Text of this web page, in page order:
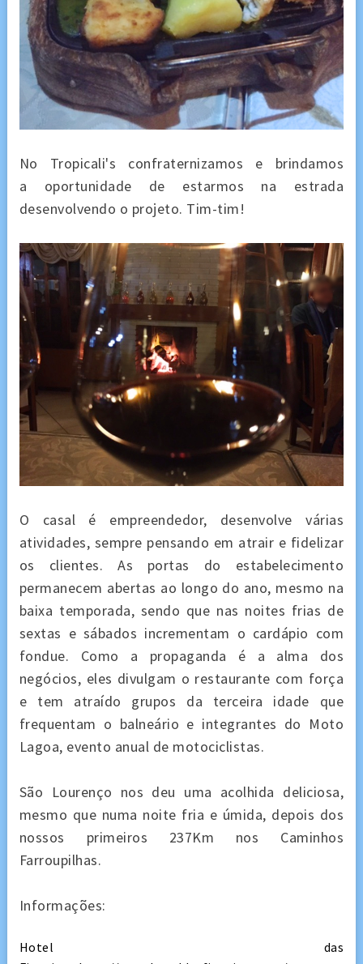
No Tropicali's confraternizamos e brindamos
a oportunidade de estarmos na estrada
desenvolvendo o projeto. Tim-tim!
O casal é empreendedor, desenvolve várias
atividades, sempre pensando em atrair e fidelizar
os clientes. As portas do estabelecimento
permanecem abertas ao longo do ano, mesmo na
baixa temporada, sendo que nas noites frias de
sextas e sábados incrementam o cardápio com
fondue. Como a propaganda é a alma dos
negócios, eles divulgam o restaurante com força
e tem atraído grupos da terceira idade que
frequentam o balneário e integrantes do Moto
Lagoa, evento anual de motociclistas.
São Lourenço nos deu uma acolhida deliciosa,
mesmo que numa noite fria e úmida, depois dos
nossos primeiros 237Km nos Caminhos
Farroupilhas.
Informações:
Hotel das